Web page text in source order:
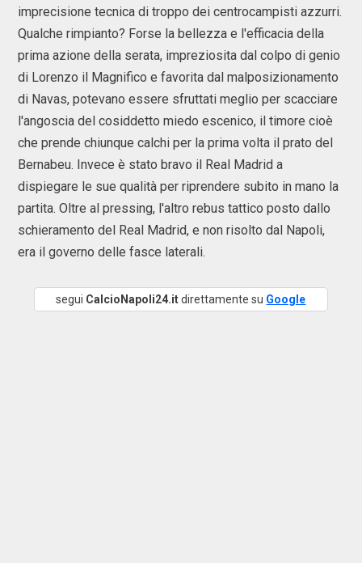
imprecisione tecnica di troppo dei centrocampisti azzurri.
Qualche rimpianto? Forse la bellezza e l'efficacia della
prima azione della serata, impreziosita dal colpo di genio
di Lorenzo il Magnifico e favorita dal malposizionamento
di Navas, potevano essere sfruttati meglio per scacciare
l'angoscia del cosiddetto miedo escenico, il timore cioè
che prende chiunque calchi per la prima volta il prato del
Bernabeu. Invece è stato bravo il Real Madrid a
dispiegare le sue qualità per riprendere subito in mano la
partita. Oltre al pressing, l'altro rebus tattico posto dallo
schieramento del Real Madrid, e non risolto dal Napoli,
era il governo delle fasce laterali.
segui CalcioNapoli24.itdirettamente su Google